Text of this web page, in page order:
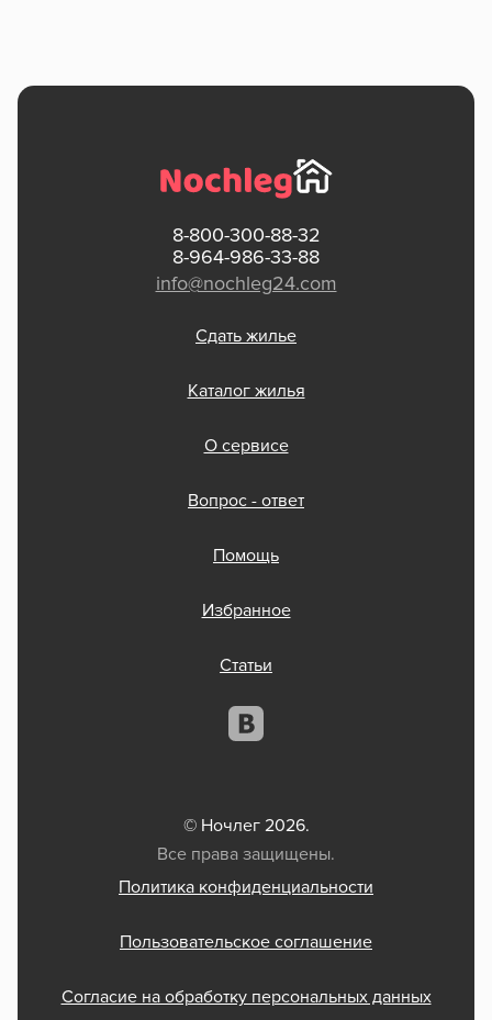
8-800-300-88-32
8-964-986-33-88
info@nochleg24.com
Сдать жилье
Каталог жилья
О сервисе
Вопрос - ответ
Помощь
Избранное
Статьи
© Ночлег 2026.
Все права защищены.
Политика конфиденциальности
Пользовательское соглашение
Согласие на обработку персональных данных